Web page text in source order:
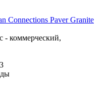
Connections Paver Granite
- коммерческий,